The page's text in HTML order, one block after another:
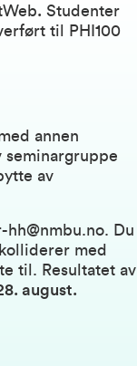
. Studenter
til PHI100
annen
seminargruppe
av
. Du
med
til. Resultatet av
august.